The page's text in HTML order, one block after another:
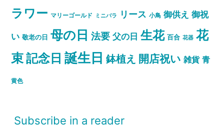
ラワー マリーゴールド ミニバラ リース 小鳥 御供え 御祝
い 敬老の日 母の日 法要 父の日 生花 百合 花器 花
束記念日 誕生日 鉢植え 開店祝い 雑貨 青
黄色
Subscribe in a reader